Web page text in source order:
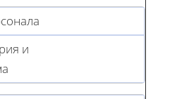
и